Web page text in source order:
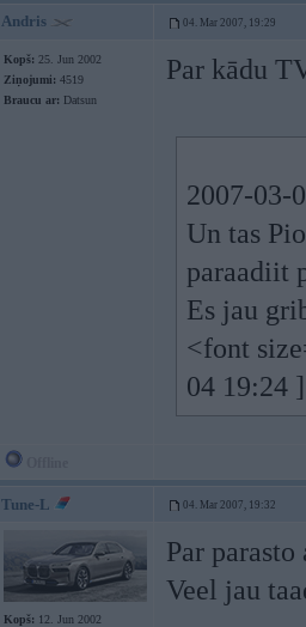
Andris 04. Mar 2007, 19:29
Kopš: 25. Jun 2002
Ziņojumi: 4519
Braucu ar: Datsun
Par kādu
2007-03-
Un tas
paraadiit
Es jau
<font
04 19:24
Tune-L 04. Mar 2007, 19:32
Kopš: 12. Jun 2002
Par
Veel jau